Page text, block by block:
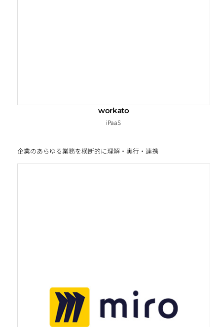
workato
iPaaS
企業のあらゆる業務を横断的に理解・実行・連携